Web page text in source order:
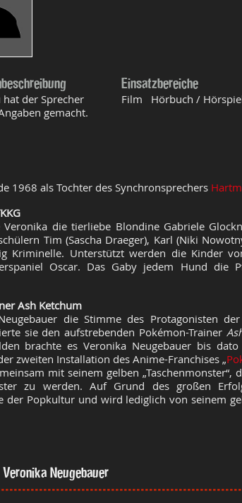
Einsatzbereiche
hat der Sprecher
gemacht.
Film Hörbuch /
1968 als Tochter des Synchronsprechers
die tierliebe Blondine Gabriele
Tim (Sascha Draeger), Karl (Niki
Kriminelle. Unterstützt werden die Kinder
Oscar. Das Gaby jedem Hund die
Ash Ketchum
die Stimme des Protagonisten der
sie den aufstrebenden Pokémon-Trainer
brachte es Veronika Neugebauer bis
zweiten Installation des Anime-Franchises „
mit seinem gelben „Taschenmonster“,
zu werden. Auf Grund des großen
der Popkultur und wird lediglich von seinem
Neugebauer